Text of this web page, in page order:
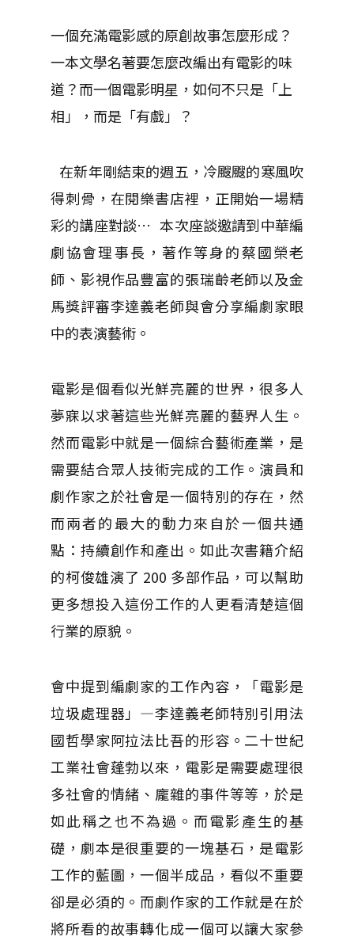
一個充滿電影感的原創故事怎麼形成？
一本文學名著要怎麼改編出有電影的味
道？而一個電影明星，如何不只是「上
相」，而是「有戲」？
在新年剛結束的週五，冷颼颼的寒風吹
得刺骨，在閱樂書店裡，正開始一場精
彩的講座對談… 本次座談邀請到中華編
劇協會理事長，著作等身的蔡國榮老
師、影視作品豐富的張瑞齡老師以及金
馬獎評審李達義老師與會分享編劇家眼
中的表演藝術。
電影是個看似光鮮亮麗的世界，很多人
夢寐以求著這些光鮮亮麗的藝界人生。
然而電影中就是一個綜合藝術產業，是
需要結合眾人技術完成的工作。演員和
劇作家之於社會是一個特別的存在，然
而兩者的最大的動力來自於一個共通
點：持續創作和產出。如此次書籍介紹
的柯俊雄演了 200 多部作品，可以幫助
更多想投入這份工作的人更看清楚這個
行業的原貌。
會中提到編劇家的工作內容，「電影是
垃圾處理器」—李達義老師特別引用法
國哲學家阿拉法比吾的形容。二十世紀
工業社會蓬勃以來，電影是需要處理很
多社會的情緒、龐雜的事件等等，於是
如此稱之也不為過。而電影產生的基
礎，劇本是很重要的一塊基石，是電影
工作的藍圖，一個半成品，看似不重要
卻是必須的。而劇作家的工作就是在於
將所看的故事轉化成一個可以讓大家參